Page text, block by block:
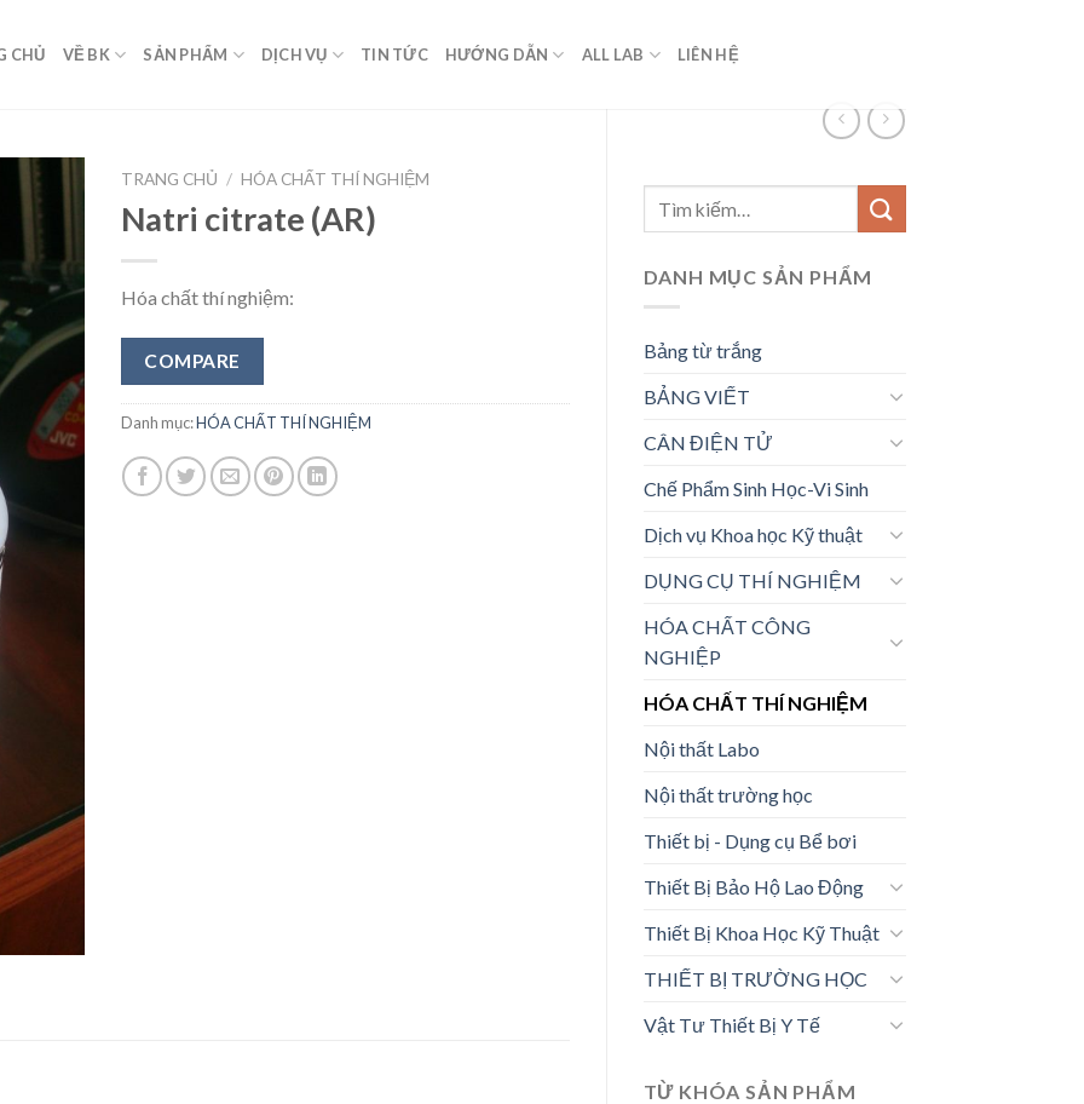
CHỦ VỀ BK SẢN PHẨM DỊCH VỤ TIN TỨC HƯỚNG DẪN ALL LAB LIÊN HỆ
Tìm
kiếm:
DANH MỤC SẢN PHẨM
Bảng từ trắng
BẢNG VIẾT
CÂN ĐIỆN TỬ
Chế Phẩm Sinh Học-Vi Sinh
Dịch vụ Khoa học Kỹ thuật
DỤNG CỤ THÍ NGHIỆM
HÓA CHẤT CÔNG
NGHIỆP
HÓA CHẤT THÍ NGHIỆM
Nội thất Labo
Nội thất trường học
Thiết bị - Dụng cụ Bể bơi
Thiết Bị Bảo Hộ Lao Động
Thiết Bị Khoa Học Kỹ Thuật
THIẾT BỊ TRƯỜNG HỌC
Vật Tư Thiết Bị Y Tế
TỪ KHÓA SẢN PHẨM
Wishlist
TRANG CHỦ / HÓA CHẤT THÍ NGHIỆM
Natri citrate (AR)
Hóa chất thí nghiệm:
COMPARE
Danh mục:HÓA CHẤT THÍ NGHIỆM